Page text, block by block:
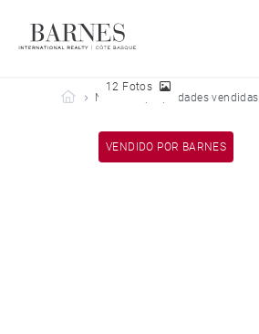
Barnes Côte Basque
Nuestras propiedades vendidas
VENDIDO POR BARNES
12 Fotos